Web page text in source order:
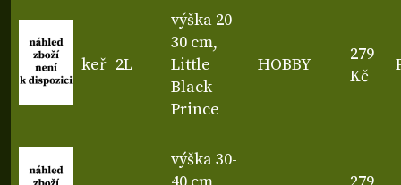
keř 2L
výška 20-
30 cm,
Little
Black
Prince
HOBBY
279
Kč
výška 30-